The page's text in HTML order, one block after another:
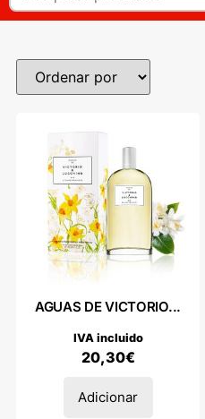
AGUAS DE VICTORIO...
20,30€
IVA incluido
Adicionar